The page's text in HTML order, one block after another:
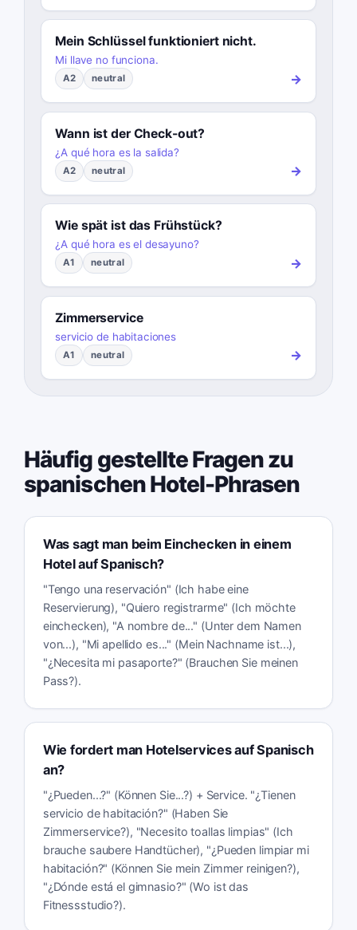
Mein Schlüssel funktioniert nicht.
Mi llave no funciona.
A2 neutral →
Wann ist der Check-out?
¿A qué hora es la salida?
A2 neutral →
Wie spät ist das Frühstück?
¿A qué hora es el desayuno?
A1 neutral →
Zimmerservice
servicio de habitaciones
A1 neutral →
Häufig gestellte Fragen zu
spanischen Hotel-Phrasen
Was sagt man beim Einchecken in einem
Hotel auf Spanisch?
"Tengo una reservación" (Ich habe eine
Reservierung), "Quiero registrarme" (Ich möchte
einchecken), "A nombre de..." (Unter dem Namen
von...), "Mi apellido es..." (Mein Nachname ist...),
"¿Necesita mi pasaporte?" (Brauchen Sie meinen
Pass?).
Wie fordert man Hotelservices auf Spanisch
an?
"¿Pueden...?" (Können Sie...?) + Service. "¿Tienen
servicio de habitación?" (Haben Sie
Zimmerservice?), "Necesito toallas limpias" (Ich
brauche saubere Handtücher), "¿Pueden limpiar mi
habitación?" (Können Sie mein Zimmer reinigen?),
"¿Dónde está el gimnasio?" (Wo ist das
Fitnessstudio?).